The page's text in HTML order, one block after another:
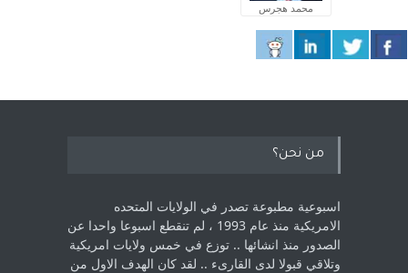
محمد هجرس
من نحن؟
اسبوعية مطبوعة تصدر في الولايات المتحده
الامريكية منذ عام 1993 ، لم ‏تنقطع اسبوعا واحدا عن
الصدور منذ انشائها .. توزع في خمس ولايات امريكية
‏وتلاقي قبولا لدى القارىء ..‏ لقد كان الهدف الاول من